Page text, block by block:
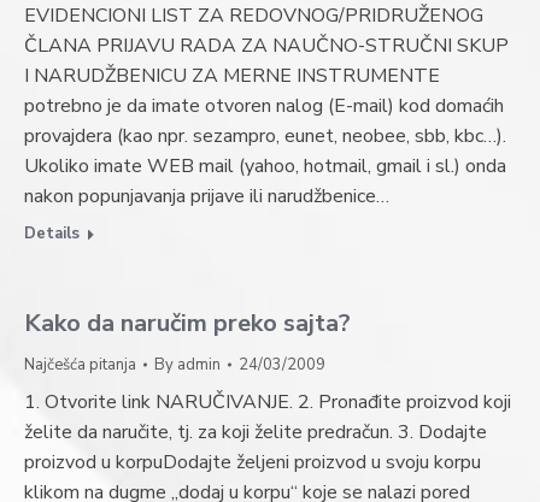
EVIDENCIONI LIST ZA REDOVNOG/PRIDRUŽENOG
ČLANA PRIJAVU RADA ZA NAUČNO-STRUČNI SKUP
I NARUDŽBENICU ZA MERNE INSTRUMENTE
potrebno je da imate otvoren nalog (E-mail) kod domaćih
provajdera (kao npr. sezampro, eunet, neobee, sbb, kbc…).
Ukoliko imate WEB mail (yahoo, hotmail, gmail i sl.) onda
nakon popunjavanja prijave ili narudžbenice…
Details
Kako da naručim preko sajta?
Najčešća pitanja By admin 24/03/2009
1. Otvorite link NARUČIVANJE. 2. Pronađite proizvod koji
želite da naručite, tj. za koji želite predračun. 3. Dodajte
proizvod u korpuDodajte željeni proizvod u svoju korpu
klikom na dugme „dodaj u korpu“ koje se nalazi pored